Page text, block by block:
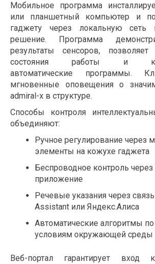
Мобильное программа
или планшетный компьютер и
гаджету через локальную сеть
решение. Программа
результаты сенсоров, позволяет
состояния работы и
автоматические программы.
мгновенные оповещения о
admiral-x в структуре.
Способы контроля
объединяют:
Ручное регулирование через
элементы на кожухе гаджета
Беспроводное контроль
приложение
Речевые указания через
Assistant или Яндекс.Алиса
Автоматические алгоритмы
условиям окружающей среды
Веб-портал гарантирует вход